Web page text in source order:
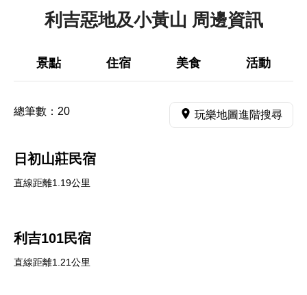
利吉惡地及小黃山 周邊資訊
景點 住宿 美食 活動
總筆數： 20 玩樂地圖進階搜尋
日初山莊民宿
直線距離1.19公里
利吉101民宿
直線距離1.21公里